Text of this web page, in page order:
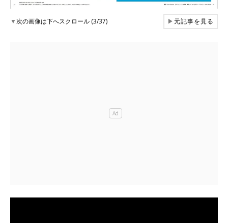
▼次の画像は下へスクロール (3/37) ▶元記事を見る